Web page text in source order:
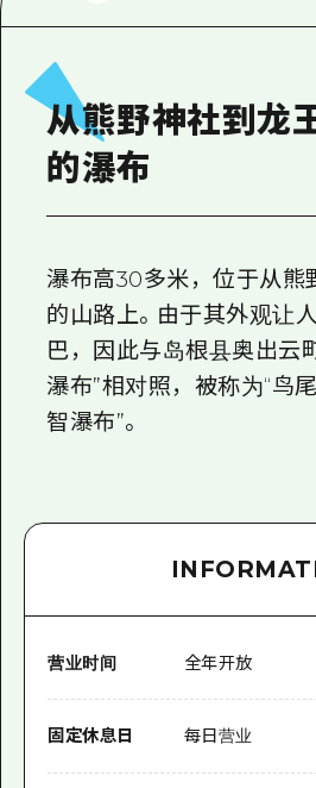
常见问题解答
从熊野神社到龙
的瀑布
瀑布高30多米，位于从熊
的山路上。由于其外观让
巴，因此与岛根县奥出云
瀑布”相对照，被称为“鸟
智瀑布”。
营业时间 全年开放
固定休息日 每日营业